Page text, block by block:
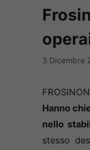
3 Dicembre
Hanno
nello
stesso